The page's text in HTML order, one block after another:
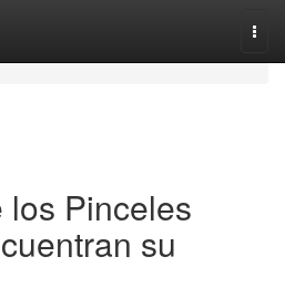
Pinceles
su